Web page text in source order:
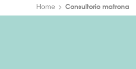
Home Consultorio matrona